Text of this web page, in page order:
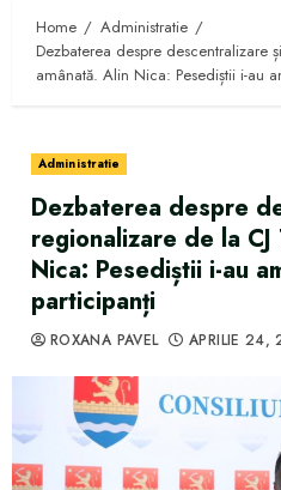
Home
Administratie
Dezbaterea despre descentralizare
amânată. Alin Nica: Pesediștii i-au
Administratie
Dezbaterea despre
regionalizare de la
Nica: Pesediștii i-au
participanți
ROXANA PAVEL APRILIE 24,